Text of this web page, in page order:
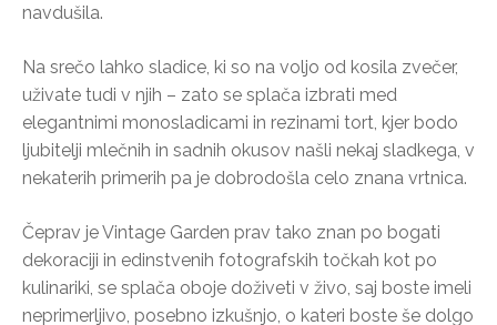
navdušila.
Na srečo lahko sladice, ki so na voljo od kosila zvečer,
uživate tudi v njih – zato se splača izbrati med
elegantnimi monosladicami in rezinami tort, kjer bodo
ljubitelji mlečnih in sadnih okusov našli nekaj sladkega, v
nekaterih primerih pa je dobrodošla celo znana vrtnica.
Čeprav je Vintage Garden prav tako znan po bogati
dekoraciji in edinstvenih fotografskih točkah kot po
kulinariki, se splača oboje doživeti v živo, saj boste imeli
neprimerljivo, posebno izkušnjo, o kateri boste še dolgo